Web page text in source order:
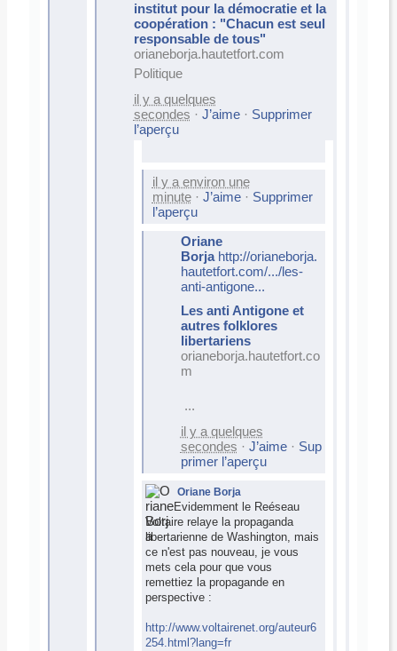
institut pour la démocratie et la
coopération : "Chacun est seul
responsable de tous"
orianeborja.hautetfort.com
Politique
il y a quelques
secondes · J’aime· Supprimer
l’aperçu
il y a environ une
minute· J’aime· Supprimer
l’aperçu
Oriane
Borja http://orianeborja.
hautetfort.com/.../les-
anti-antigone...
Les anti Antigone et
autres folklores
libertariens
orianeborja.hautetfort.co
m
...
il y a quelques
secondes · J’aime· Sup
primer l’aperçu
Oriane Borja
Evidemment le Reéseau
Voltaire relaye la propaganda
libertarienne de Washington, mais
ce n'est pas nouveau, je vous
mets cela pour que vous
remettiez la propagande en
perspective :
http://www.voltairenet.org/auteur6
254.html?lang=fr